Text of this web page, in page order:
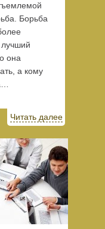
Борьба
она
а кому
Читать далее